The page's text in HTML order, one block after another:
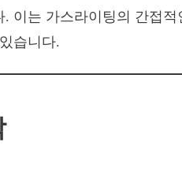
이는 가스라이팅의 간접
습니다.